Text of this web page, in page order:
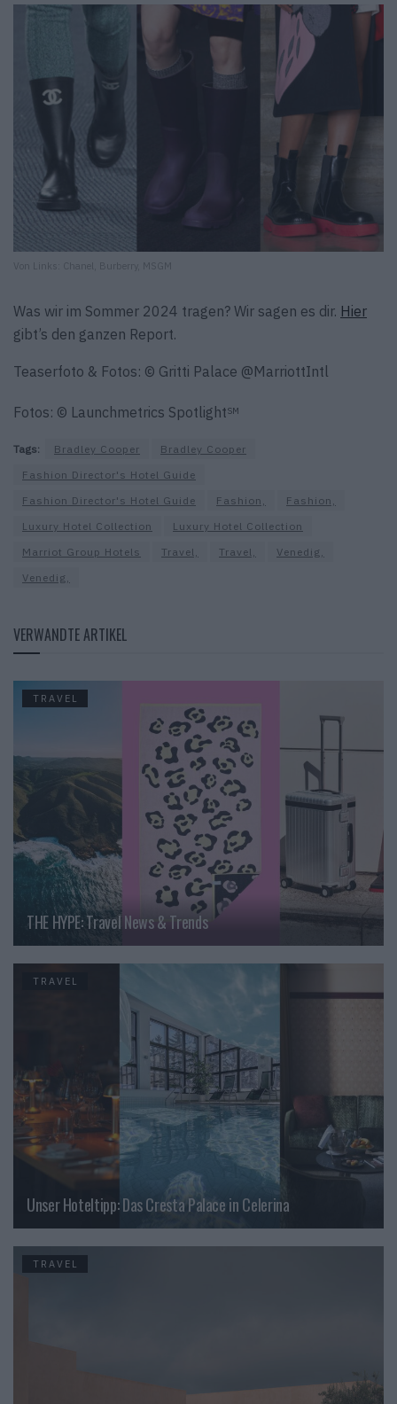
Von Links: Chanel, Burberry, MSGM
Was wir im Sommer 2024 tragen? Wir sagen es dir. Hier
gibt’s den ganzen Report.
Teaserfoto & Fotos: © Gritti Palace @MarriottIntl
Fotos: © Launchmetrics SpotlightSM
Tags: Bradley Cooper
Bradley Cooper
Fashion Director's Hotel Guide
Fashion Director's Hotel Guide
Fashion,
Fashion,
Luxury Hotel Collection
Luxury Hotel Collection
Marriot Group Hotels
Travel, Travel,
Venedig,
Venedig,
VERWANDTE ARTIKEL
TRAVEL
THE HYPE: Travel News & Trends
TRAVEL
Unser Hoteltipp: Das Cresta Palace in Celerina
TRAVEL